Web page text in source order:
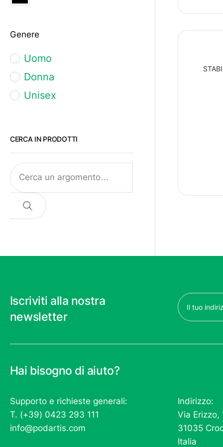
48
L
M
S
Genere
Uomo
Donna
Unisex
CERCA IN PRODOTTI
Cerca
Iscriviti alla nostra
newsletter
Email
(Obbligatorio)
Hai bisogno di aiuto?
Supporto e richieste generali:
T. (+39) 0423 293 111
info@podartis.com
Indirizzo:
Via Erizzo,
31035
Italia